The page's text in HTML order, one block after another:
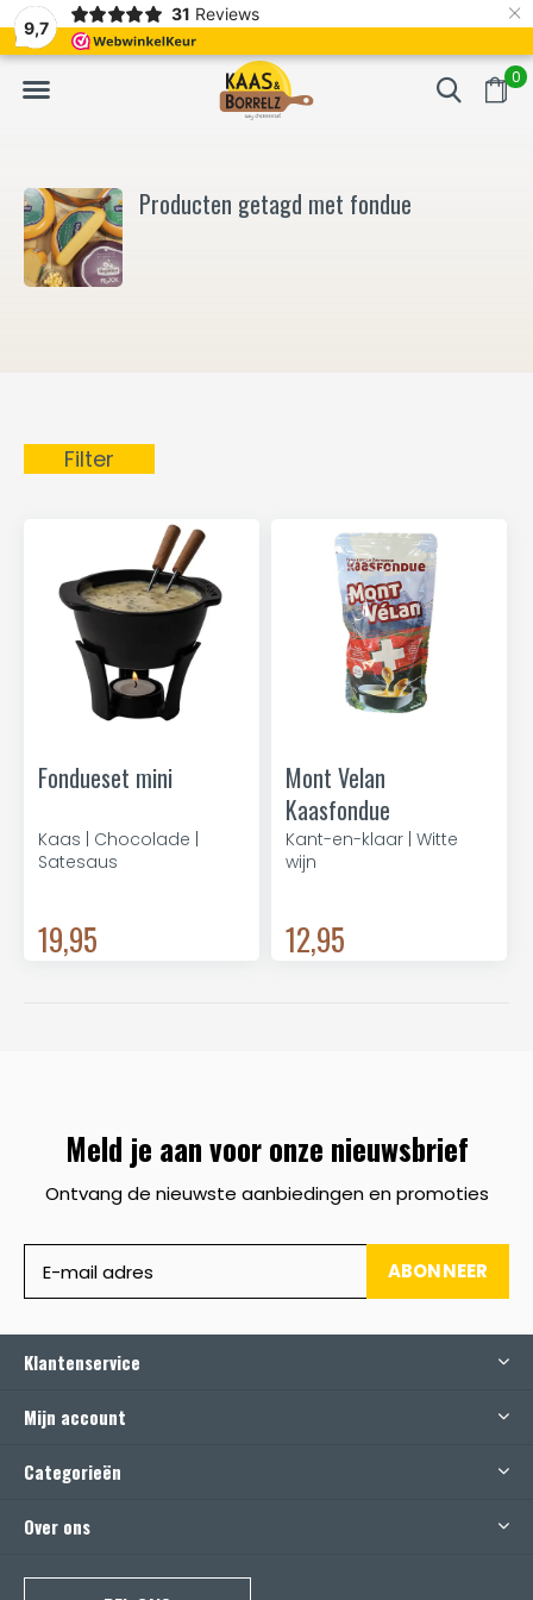
9,7
31 Reviews ×
0
Vers van het mes en gevacumeerd Vaak volgende
Producten getagd met fondue
Filter
Fondueset mini
Kaas | Chocolade |
Satesaus
19,95
Mont Velan
Kaasfondue
Kant-en-klaar | Witte
wijn
12,95
Meld je aan voor onze nieuwsbrief
Ontvang de nieuwste aanbiedingen en promoties
ABONNEER
Klantenservice
Mijn account
Categorieën
Over ons